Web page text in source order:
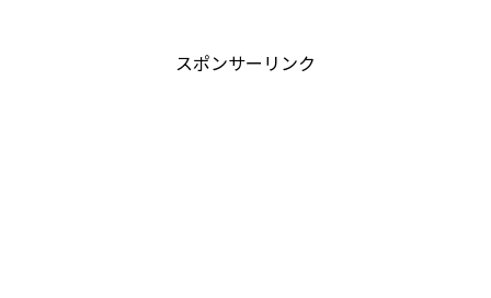
スポンサーリンク